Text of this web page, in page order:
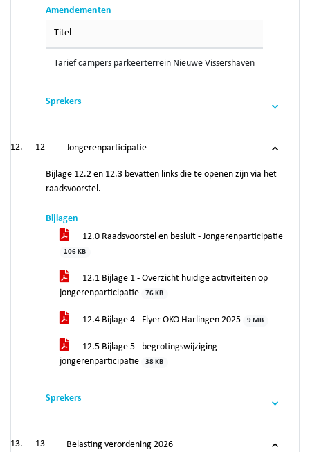
Amendementen
Titel
Tarief campers parkeerterrein Nieuwe Vissershaven
Sprekers
12 Jongerenparticipatie
Bijlage 12.2 en 12.3 bevatten links die te openen zijn via het
raadsvoorstel.
Bijlagen
12.0 Raadsvoorstel en besluit - Jongerenparticipatie
106 KB
12.1 Bijlage 1 - Overzicht huidige activiteiten op
jongerenparticipatie
76 KB
12.4 Bijlage 4 - Flyer OKO Harlingen 2025 9 MB
12.5 Bijlage 5 - begrotingswijziging
jongerenparticipatie
38 KB
Sprekers
13 Belasting verordening 2026